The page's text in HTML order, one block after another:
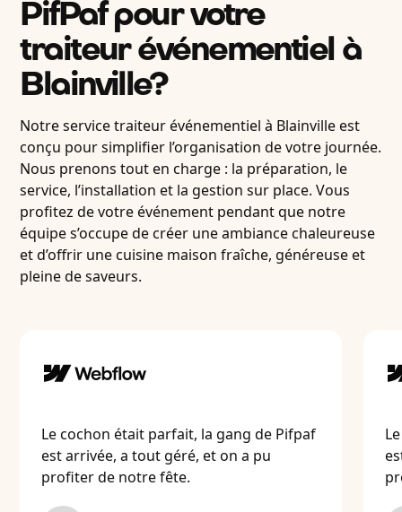
PifPaf pour votre
traiteur événementiel à
Blainville?
Notre service traiteur événementiel à Blainville est
conçu pour simplifier l’organisation de votre journée.
Nous prenons tout en charge : la préparation, le
service, l’installation et la gestion sur place. Vous
profitez de votre événement pendant que notre
équipe s’occupe de créer une ambiance chaleureuse
et d’offrir une cuisine maison fraîche, généreuse et
pleine de saveurs.
Le cochon était parfait, la gang de Pifpaf
est arrivée, a tout géré, et on a pu
profiter de notre fête.